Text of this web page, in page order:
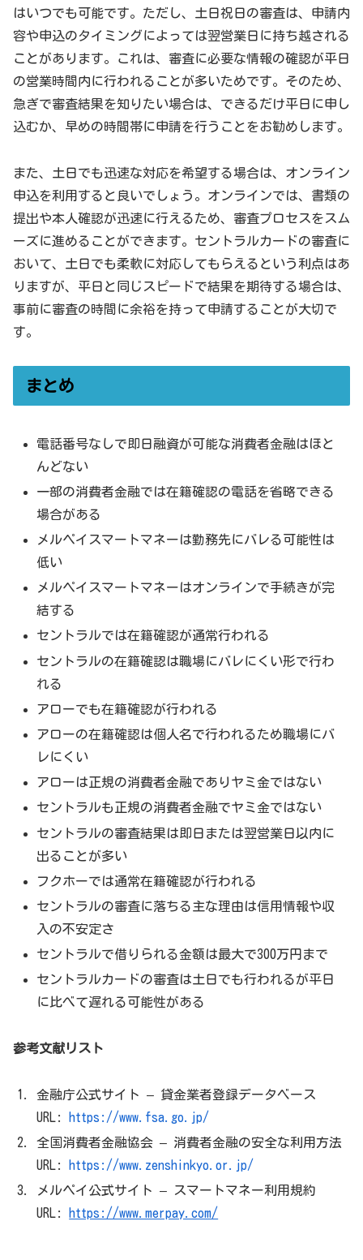
はいつでも可能です。ただし、土日祝日の審査は、申請内
容や申込のタイミングによっては翌営業日に持ち越される
ことがあります。これは、審査に必要な情報の確認が平日
の営業時間内に行われることが多いためです。そのため、
急ぎで審査結果を知りたい場合は、できるだけ平日に申し
込むか、早めの時間帯に申請を行うことをお勧めします。
また、土日でも迅速な対応を希望する場合は、オンライン
申込を利用すると良いでしょう。オンラインでは、書類の
提出や本人確認が迅速に行えるため、審査プロセスをスム
ーズに進めることができます。セントラルカードの審査に
おいて、土日でも柔軟に対応してもらえるという利点はあ
りますが、平日と同じスピードで結果を期待する場合は、
事前に審査の時間に余裕を持って申請することが大切で
す。
まとめ
電話番号なしで即日融資が可能な消費者金融はほと
んどない
一部の消費者金融では在籍確認の電話を省略できる
場合がある
メルペイスマートマネーは勤務先にバレる可能性は
低い
メルペイスマートマネーはオンラインで手続きが完
結する
セントラルでは在籍確認が通常行われる
セントラルの在籍確認は職場にバレにくい形で行わ
れる
アローでも在籍確認が行われる
アローの在籍確認は個人名で行われるため職場にバ
レにくい
アローは正規の消費者金融でありヤミ金ではない
セントラルも正規の消費者金融でヤミ金ではない
セントラルの審査結果は即日または翌営業日以内に
出ることが多い
フクホーでは通常在籍確認が行われる
セントラルの審査に落ちる主な理由は信用情報や収
入の不安定さ
セントラルで借りられる金額は最大で300万円まで
セントラルカードの審査は土日でも行われるが平日
に比べて遅れる可能性がある
参考文献リスト
金融庁公式サイト – 貸金業者登録データベース
URL:
https://www.fsa.go.jp/
全国消費者金融協会 – 消費者金融の安全な利用方法
URL:
https://www.zenshinkyo.or.jp/
メルペイ公式サイト – スマートマネー利用規約
URL:
https://www.merpay.com/